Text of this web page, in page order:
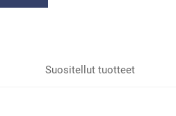
Suositellut tuotteet